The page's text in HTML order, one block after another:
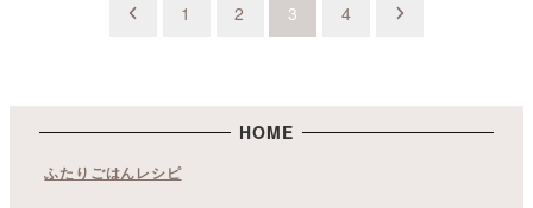
ペ
ー
1 2 3 4
HOME
ふたりごはんレシピ